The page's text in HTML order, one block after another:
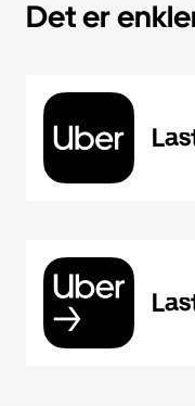
Det er